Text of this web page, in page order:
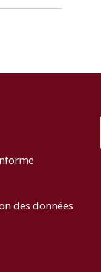
des données